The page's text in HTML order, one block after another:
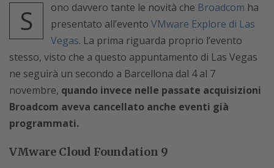
S ono davvero tante le novità che Broadcom ha
presentato all’evento VMware Explore di Las
Vegas. La prima riguarda proprio l’evento
stesso, visto che a questo appuntamento di Las Vegas
ne seguirà un secondo a Barcellona dal 4 al 7
novembre, quando invece nelle passate acquisizioni
Broadcom aveva cancellato anche eventi già
programmati.
VMware Cloud Foundation 9